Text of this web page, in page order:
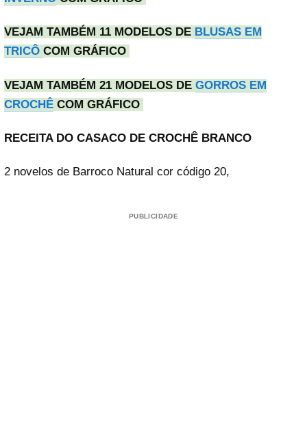
VEJAM TAMBÉM 11 MODELOS DE BLUSAS EM
TRICÔ COM GRÁFICO
VEJAM TAMBÉM 21 MODELOS DE GORROS EM
CROCHÊ COM GRÁFICO
RECEITA DO CASACO DE CROCHÊ BRANCO
2 novelos de Barroco Natural cor código 20,
PUBLICIDADE